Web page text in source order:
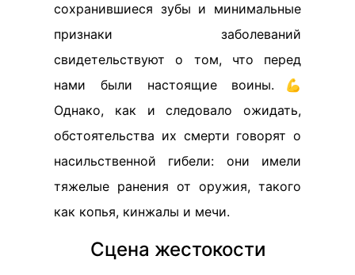
сохранившиеся зубы и минимальные
признаки заболеваний
свидетельствуют о том, что перед
нами были настоящие воины.💪
Однако, как и следовало ожидать,
обстоятельства их смерти говорят о
насильственной гибели: они имели
тяжелые ранения от оружия, такого
как копья, кинжалы и мечи.
Сцена жестокости